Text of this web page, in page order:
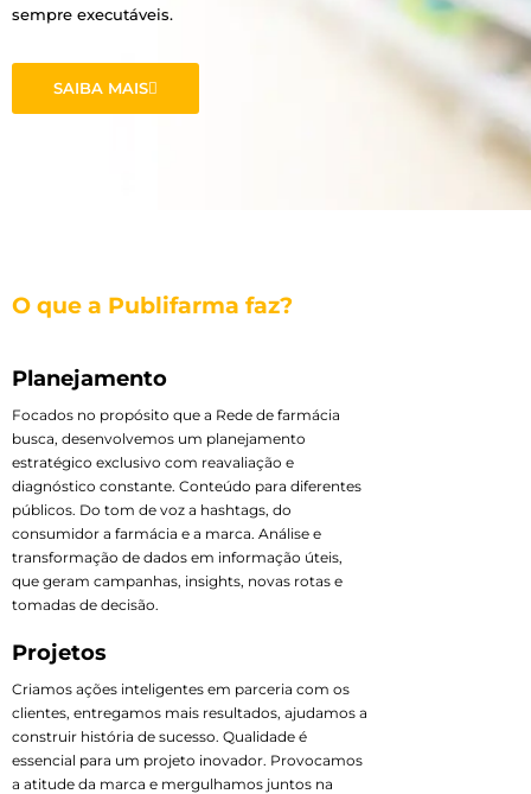
sempre executáveis.
SAIBA MAIS
O que a Publifarma faz?
Planejamento
Focados no propósito que a Rede de farmácia
busca, desenvolvemos um planejamento
estratégico exclusivo com reavaliação e
diagnóstico constante. Conteúdo para diferentes
públicos. Do tom de voz a hashtags, do
consumidor a farmácia e a marca. Análise e
transformação de dados em informação úteis,
que geram campanhas, insights, novas rotas e
tomadas de decisão.
Projetos
Criamos ações inteligentes em parceria com os
clientes, entregamos mais resultados, ajudamos a
construir história de sucesso. Qualidade é
essencial para um projeto inovador. Provocamos
a atitude da marca e mergulhamos juntos na